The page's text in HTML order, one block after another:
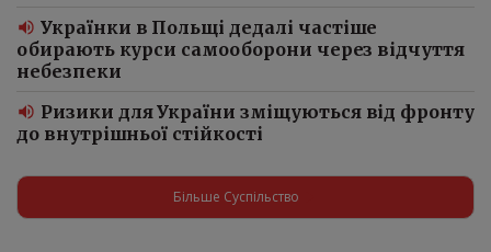
Українки в Польщі дедалі частіше
обирають курси самооборони через відчуття
небезпеки
Ризики для України зміщуються від фронту
до внутрішньої стійкості
Більше Суспільство